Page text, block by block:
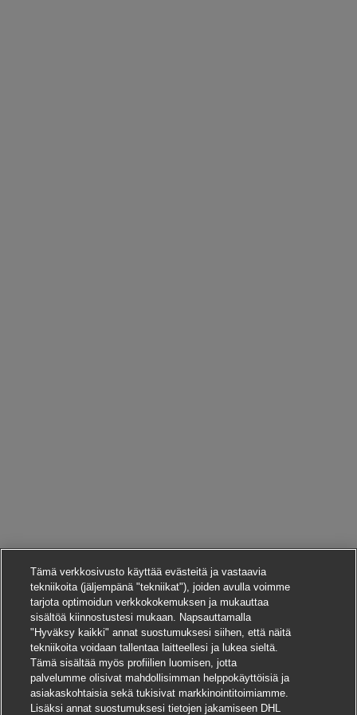
Tämä verkkosivusto käyttää evästeitä ja vastaavia
tekniikoita (jäljempänä "tekniikat"), joiden avulla voimme
tarjota optimoidun verkkokokemuksen ja mukauttaa
sisältöä kiinnostustesi mukaan. Napsauttamalla
"Hyväksy kaikki" annat suostumuksesi siihen, että näitä
tekniikoita voidaan tallentaa laitteellesi ja lukea sieltä.
Tämä sisältää myös profiilien luomisen, jotta
palvelumme olisivat mahdollisimman helppokäyttöisiä ja
asiakaskohtaisia sekä tukisivat markkinointitoimiamme.
Lisäksi annat suostumuksesi tietojen jakamiseen DHL